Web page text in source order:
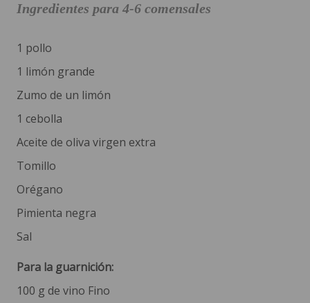
Ingredientes para 4-6 comensales
1 pollo
1 limón grande
Zumo de un limón
1 cebolla
Aceite de oliva virgen extra
Tomillo
Orégano
Pimienta negra
Sal
Para la guarnición:
100 g de vino Fino